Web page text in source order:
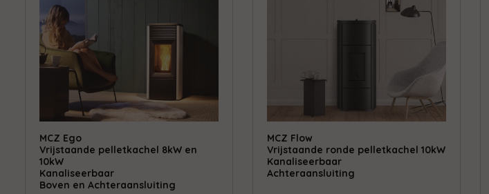
MCZ Ego
Vrijstaande pelletkachel 8kW en
10kW
Kanaliseerbaar
Boven en Achteraansluiting
MCZ Flow
Vrijstaande ronde pelletkachel 10kW
Kanaliseerbaar
Achteraansluiting